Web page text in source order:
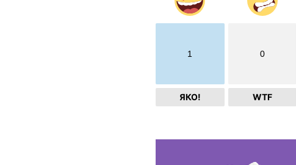
1
ЯКО!
0
WTF